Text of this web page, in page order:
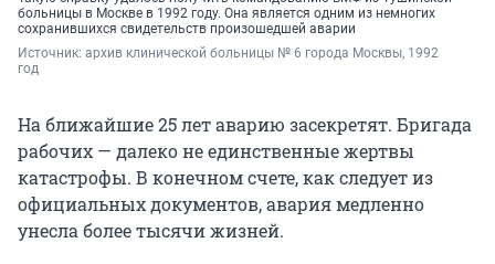
больницы в Москве в 1992 году. Она является одним из немногих
сохранившихся свидетельств произошедшей аварии
Источник: архив клинической больницы № 6 города Москвы, 1992
год
На ближайшие 25 лет аварию засекретят. Бригада
рабочих — далеко не единственные жертвы
катастрофы. В конечном счете, как следует из
официальных документов, авария медленно
унесла более тысячи жизней.